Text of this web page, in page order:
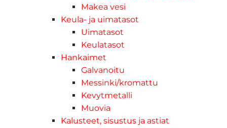
Makea vesi
Keula- ja uimatasot
Uimatasot
Keulatasot
Hankaimet
Galvanoitu
Messinki/kromattu
Kevytmetalli
Muovia
Kalusteet, sisustus ja astiat